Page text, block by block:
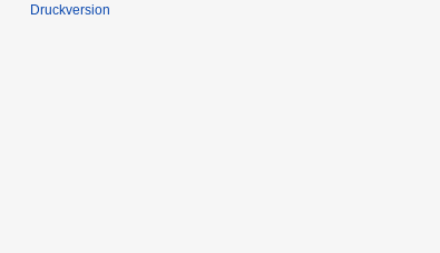
Druckversion